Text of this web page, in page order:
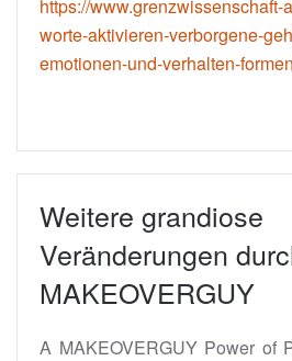
https://www.grenzwissenschaft-
worte-aktivieren-verborgene-
emotionen-und-verhalten-
Weitere grandiose
Veränderungen
MAKEOVERGUY
A MAKEOVERGUY Power of